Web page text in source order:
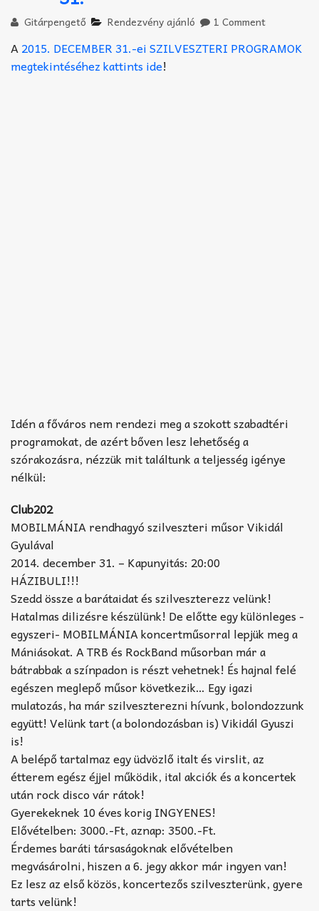
Improvizáció
Gitárpengető Rendezvény ajánló 1 Comment
A2015. DECEMBER 31.-ei SZILVESZTERI PROGRAMOK
megtekintéséhez kattints ide!
Idén a főváros nem rendezi meg a szokott szabadtéri
programokat, de azért bőven lesz lehetőség a
szórakozásra, nézzük mit találtunk a teljesség igénye
nélkül:
Club202
MOBILMÁNIA rendhagyó szilveszteri műsor Vikidál
Gyulával
2014. december 31. – Kapunyitás: 20:00
HÁZIBULI!!!
Szedd össze a barátaidat és szilveszterezz velünk!
Hatalmas dilizésre készülünk! De előtte egy különleges -
egyszeri- MOBILMÁNIA koncertműsorral lepjük meg a
Mániásokat. A TRB és RockBand műsorban már a
bátrabbak a színpadon is részt vehetnek! És hajnal felé
egészen meglepő műsor következik… Egy igazi
mulatozás, ha már szilveszterezni hívunk, bolondozzunk
együtt! Velünk tart (a bolondozásban is) Vikidál Gyuszi
is!
A belépő tartalmaz egy üdvözlő italt és virslit, az
étterem egész éjjel működik, ital akciók és a koncertek
után rock disco vár rátok!
Gyerekeknek 10 éves korig INGYENES!
Elővételben: 3000.-Ft, aznap: 3500.-Ft.
Érdemes baráti társaságoknak elővételben
megvásárolni, hiszen a 6. jegy akkor már ingyen van!
Ez lesz az első közös, koncertezős szilveszterünk, gyere
tarts velünk!